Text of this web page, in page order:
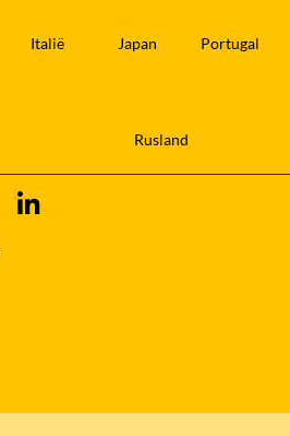
Italië Japan Portugal
Rusland